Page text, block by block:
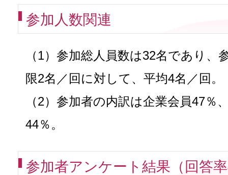
参加人数関連
（1）参加総人員数は32名であり、
限2名／回に対して、平均4名／回。
（2）参加者の内訳は企業会員47％
44％。
参加者アンケート結果（回答